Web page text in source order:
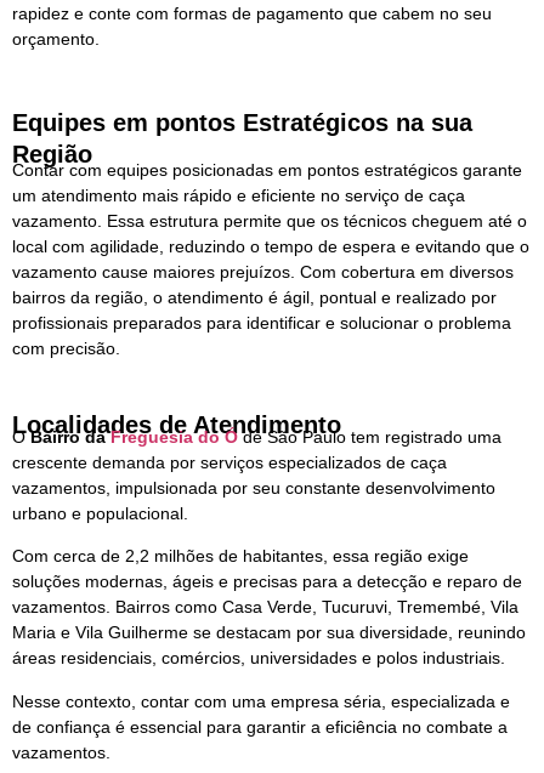
rapidez e conte com formas de pagamento que cabem no seu
orçamento.
Equipes em pontos Estratégicos na sua
Região
Contar com equipes posicionadas em pontos estratégicos garante
um atendimento mais rápido e eficiente no serviço de caça
vazamento. Essa estrutura permite que os técnicos cheguem até o
local com agilidade, reduzindo o tempo de espera e evitando que o
vazamento cause maiores prejuízos. Com cobertura em diversos
bairros da região, o atendimento é ágil, pontual e realizado por
profissionais preparados para identificar e solucionar o problema
com precisão.
Localidades de Atendimento
OBairro daFreguesia do Óde São Paulo tem registrado uma
crescente demanda por serviços especializados de caça
vazamentos, impulsionada por seu constante desenvolvimento
urbano e populacional.
Com cerca de 2,2 milhões de habitantes, essa região exige
soluções modernas, ágeis e precisas para a detecção e reparo de
vazamentos. Bairros como Casa Verde, Tucuruvi, Tremembé, Vila
Maria e Vila Guilherme se destacam por sua diversidade, reunindo
áreas residenciais, comércios, universidades e polos industriais.
Nesse contexto, contar com uma empresa séria, especializada e
de confiança é essencial para garantir a eficiência no combate a
vazamentos.